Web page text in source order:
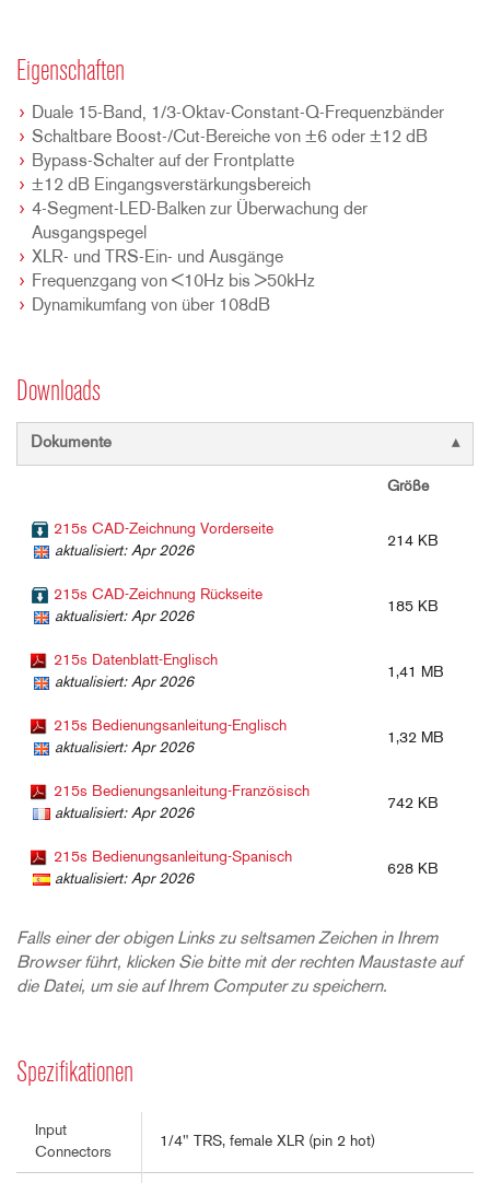
Eigenschaften
Duale 15-Band, 1/3-Oktav-Constant-Q-Frequenzbänder
Schaltbare Boost-/Cut-Bereiche von ±6 oder ±12 dB
Bypass-Schalter auf der Frontplatte
±12 dB Eingangsverstärkungsbereich
4-Segment-LED-Balken zur Überwachung der
Ausgangspegel
XLR- und TRS-Ein- und Ausgänge
Frequenzgang von <10Hz bis >50kHz
Dynamikumfang von über 108dB
Downloads
Dokumente
Größe
215s CAD-Zeichnung Vorderseite
aktualisiert: Apr 2026
214 KB
215s CAD-Zeichnung Rückseite
aktualisiert: Apr 2026
185 KB
215s Datenblatt-Englisch
aktualisiert: Apr 2026
1,41 MB
215s Bedienungsanleitung-Englisch
aktualisiert: Apr 2026
1,32 MB
215s Bedienungsanleitung-Französisch
aktualisiert: Apr 2026
742 KB
215s Bedienungsanleitung-Spanisch
aktualisiert: Apr 2026
628 KB
Falls einer der obigen Links zu seltsamen Zeichen in Ihrem
Browser führt, klicken Sie bitte mit der rechten Maustaste auf
die Datei, um sie auf Ihrem Computer zu speichern.
Spezifikationen
Input
Connectors
1/4" TRS, female XLR (pin 2 hot)